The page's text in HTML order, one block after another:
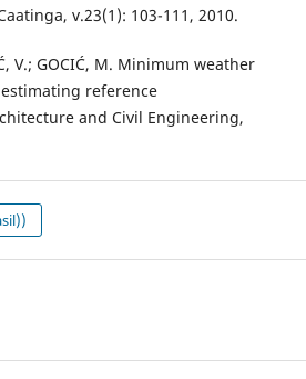
v.23(1): 103-111, 2010.
V.; GOCIĆ, M. Minimum weather
reference
and Civil Engineering,